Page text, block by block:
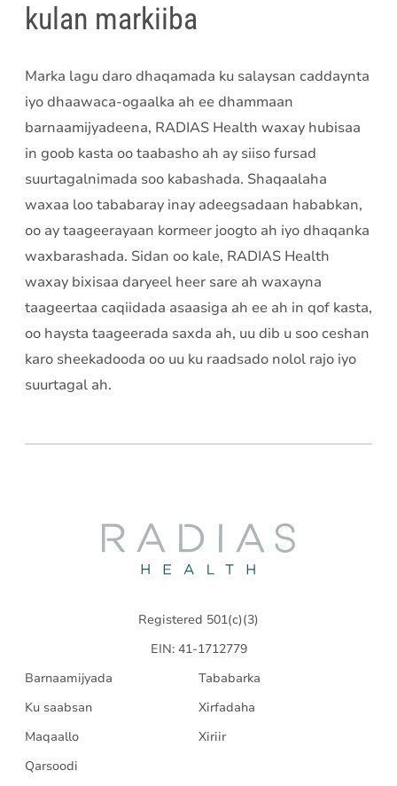
kulan markiiba
Marka lagu daro dhaqamada ku salaysan caddaynta
iyo dhaawaca-ogaalka ah ee dhammaan
barnaamijyadeena, RADIAS Health waxay hubisaa
in goob kasta oo taabasho ah ay siiso fursad
suurtagalnimada soo kabashada. Shaqaalaha
waxaa loo tababaray inay adeegsadaan hababkan,
oo ay taageerayaan kormeer joogto ah iyo dhaqanka
waxbarashada. Sidan oo kale, RADIAS Health
waxay bixisaa daryeel heer sare ah waxayna
taageertaa caqiidada asaasiga ah ee ah in qof kasta,
oo haysta taageerada saxda ah, uu dib u soo ceshan
karo sheekadooda oo uu ku raadsado nolol rajo iyo
suurtagal ah.
Registered 501(c)(3)
EIN: 41-1712779
Barnaamijyada
Tababarka
Ku saabsan
Xirfadaha
Maqaallo
Xiriir
Qarsoodi